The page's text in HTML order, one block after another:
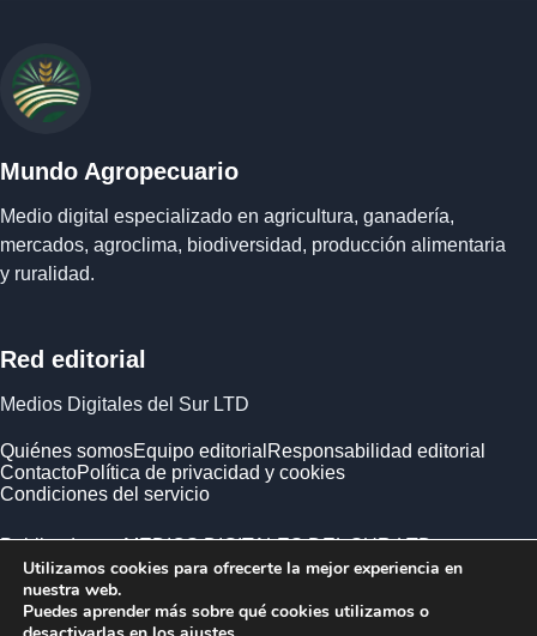
Mundo Agropecuario
Medio digital especializado en agricultura, ganadería,
mercados, agroclima, biodiversidad, producción alimentaria
y ruralidad.
Red editorial
Medios Digitales del Sur LTD
Quiénes somosEquipo editorial Responsabilidad editorial
ContactoPolítica de privacidad y cookies
Condiciones del servicio
Publicado por MEDIOS DIGITALES DEL SUR LTD ·
Empresa registrada en Inglaterra y Gales.
Utilizamos cookies para ofrecerte la mejor experiencia en
nuestra web.
Puedes aprender más sobre qué cookies utilizamos o